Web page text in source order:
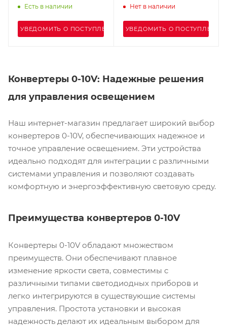
лет)Есть в наличии
УВЕДОМИТЬ О ПОСТУПЛЕНИИ
Нет в наличии
УВЕДОМИТЬ О ПОСТУПЛЕНИИ
Конвертеры 0-10V: Надежные решения
для управления освещением
Наш интернет-магазин предлагает широкий выбор
конвертеров 0-10V, обеспечивающих надежное и
точное управление освещением. Эти устройства
идеально подходят для интеграции с различными
системами управления и позволяют создавать
комфортную и энергоэффективную световую среду.
Преимущества конвертеров 0-10V
Конвертеры 0-10V обладают множеством
преимуществ. Они обеспечивают плавное
изменение яркости света, совместимы с
различными типами светодиодных приборов и
легко интегрируются в существующие системы
управления. Простота установки и высокая
надежность делают их идеальным выбором для